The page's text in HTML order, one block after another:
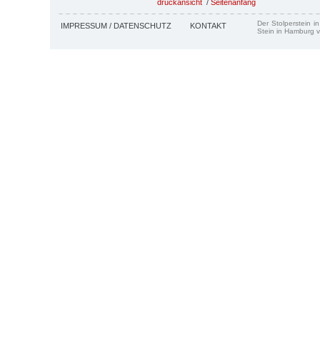
druckansicht / Seitenanfang
IMPRESSUM / DATENSCHUTZ KONTAKT
Der Stolperstein
Stein in Hamburg